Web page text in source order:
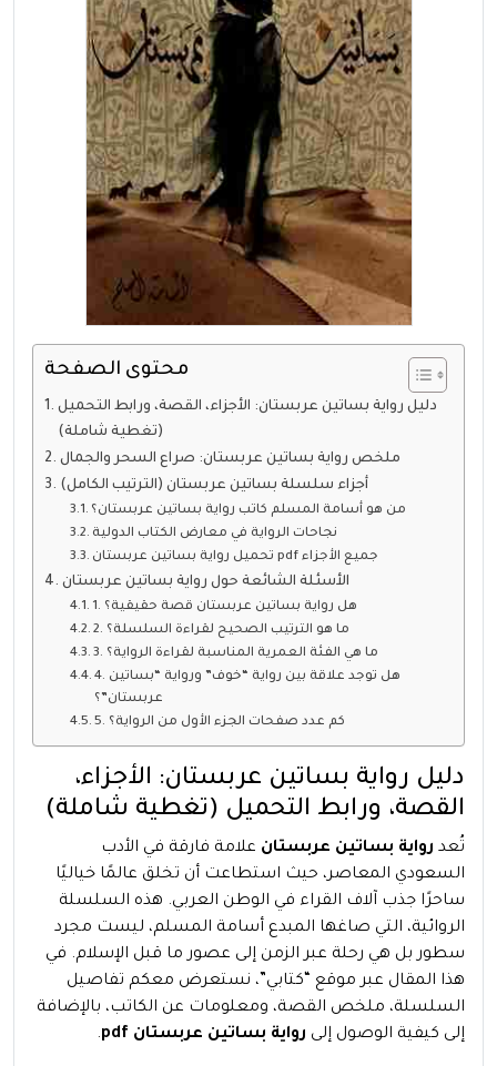
محتوى الصفحة
دليل رواية بساتين عربستان: الأجزاء، القصة، ورابط التحميل
(تغطية شاملة)
ملخص رواية بساتين عربستان: صراع السحر والجمال
أجزاء سلسلة بساتين عربستان (الترتيب الكامل)
من هو أسامة المسلم كاتب رواية بساتين عربستان؟
نجاحات الرواية في معارض الكتاب الدولية
تحميل رواية بساتين عربستان pdf جميع الأجزاء
الأسئلة الشائعة حول رواية بساتين عربستان
1. هل رواية بساتين عربستان قصة حقيقية؟
2. ما هو الترتيب الصحيح لقراءة السلسلة؟
3. ما هي الفئة العمرية المناسبة لقراءة الرواية؟
4. هل توجد علاقة بين رواية “خوف” ورواية “بساتين
عربستان”؟
5. كم عدد صفحات الجزء الأول من الرواية؟
دليل رواية بساتين عربستان: الأجزاء،
القصة، ورابط التحميل (تغطية شاملة)
تُعد رواية بساتين عربستان علامة فارقة في الأدب
السعودي المعاصر، حيث استطاعت أن تخلق عالمًا خياليًا
ساحرًا جذب آلاف القراء في الوطن العربي. هذه السلسلة
الروائية، التي صاغها المبدع أسامة المسلم، ليست مجرد
سطور بل هي رحلة عبر الزمن إلى عصور ما قبل الإسلام. في
هذا المقال عبر موقع “كتابي”، نستعرض معكم تفاصيل
السلسلة، ملخص القصة، ومعلومات عن الكاتب، بالإضافة
إلى كيفية الوصول إلى رواية بساتين عربستان pdf
.